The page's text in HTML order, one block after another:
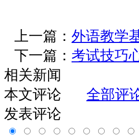
上一篇： 外语教学
下一篇： 考试技巧
相关新闻
本文评论
全部评
发表评论